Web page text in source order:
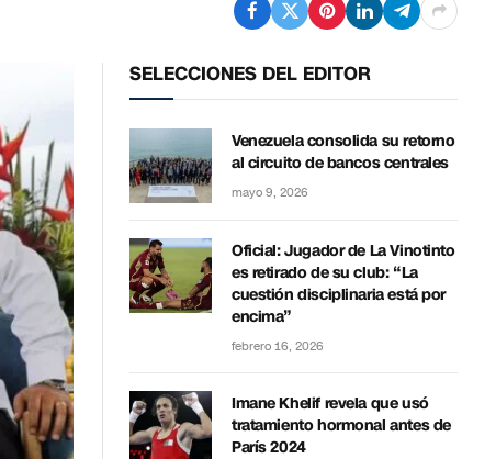
SELECCIONES DEL EDITOR
Venezuela consolida su retorno
al circuito de bancos centrales
mayo 9, 2026
Oficial: Jugador de La Vinotinto
es retirado de su club: “La
cuestión disciplinaria está por
encima”
febrero 16, 2026
Imane Khelif revela que usó
tratamiento hormonal antes de
París 2024